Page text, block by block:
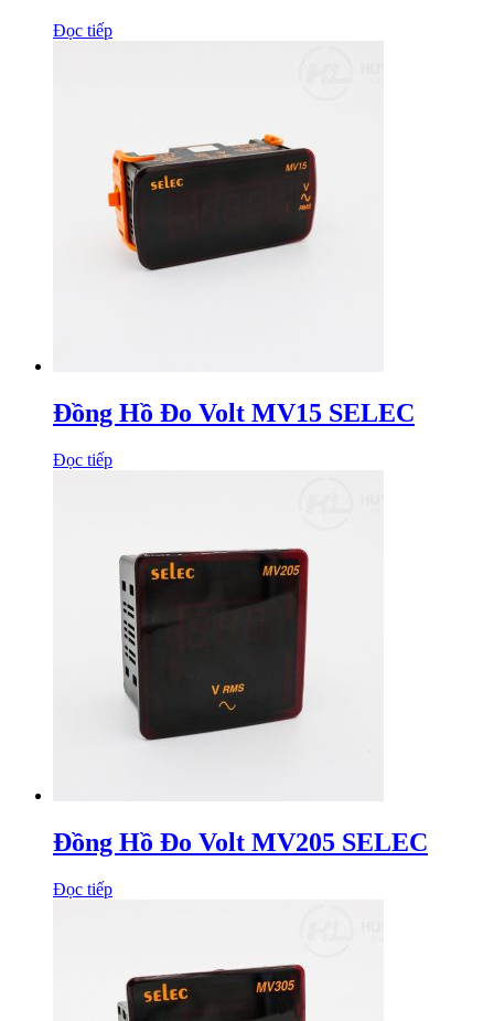
Đọc tiếp
Đồng Hồ Đo Volt MV15 SELEC
Đọc tiếp
Đồng Hồ Đo Volt MV205 SELEC
Đọc tiếp